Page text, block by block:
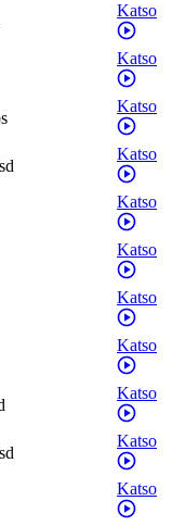
Katso
Katso
Katso
sd
Katso
Katso
Katso
Katso
Katso
Katso
sd
Katso
Katso